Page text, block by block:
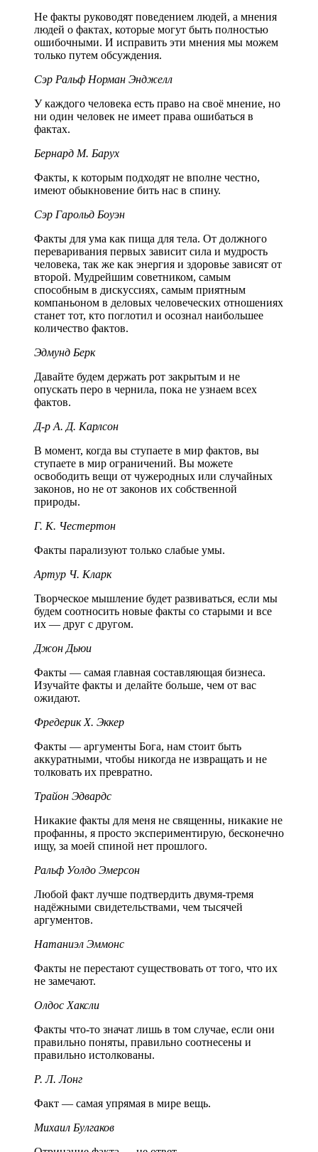
Не факты руководят поведением людей, а мнения
людей о фактах, которые могут быть полностью
ошибочными. И исправить эти мнения мы можем
только путем обсуждения.
Сэр Ральф Норман Энджелл
У каждого человека есть право на своё мнение, но
ни один человек не имеет права ошибаться в
фактах.
Бернард М. Барух
Факты, к которым подходят не вполне честно,
имеют обыкновение бить нас в спину.
Сэр Гарольд Боуэн
Факты для ума как пища для тела. От должного
переваривания первых зависит сила и мудрость
человека, так же как энергия и здоровье зависят от
второй. Мудрейшим советником, самым
способным в дискуссиях, самым приятным
компаньоном в деловых человеческих отношениях
станет тот, кто поглотил и осознал наибольшее
количество фактов.
Эдмунд Берк
Давайте будем держать рот закрытым и не
опускать перо в чернила, пока не узнаем всех
фактов.
Д-р А. Д. Карлсон
В момент, когда вы ступаете в мир фактов, вы
ступаете в мир ограничений. Вы можете
освободить вещи от чужеродных или случайных
законов, но не от законов их собственной
природы.
Г. К. Честертон
Факты парализуют только слабые умы.
Артур Ч. Кларк
Творческое мышление будет развиваться, если мы
будем соотносить новые факты со старыми и все
их — друг с другом.
Джон Дьюи
Факты — самая главная составляющая бизнеса.
Изучайте факты и делайте больше, чем от вас
ожидают.
Фредерик Х. Эккер
Факты — аргументы Бога, нам стоит быть
аккуратными, чтобы никогда не извращать и не
толковать их превратно.
Трайон Эдвардс
Никакие факты для меня не священны, никакие не
профанны, я просто экспериментирую, бесконечно
ищу, за моей спиной нет прошлого.
Ральф Уолдо Эмерсон
Любой факт лучше подтвердить двумя-тремя
надёжными свидетельствами, чем тысячей
аргументов.
Натаниэл Эммонс
Факты не перестают существовать от того, что их
не замечают.
Олдос Хаксли
Факты что-то значат лишь в том случае, если они
правильно поняты, правильно соотнесены и
правильно истолкованы.
Р. Л. Лонг
Факт — самая упрямая в мире вещь.
Михаил Булгаков